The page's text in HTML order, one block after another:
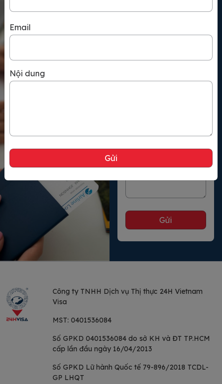
Úc là […]
Email
Nội dung
Công ty TNHH Dịch vụ Thị thực 24H Vietnam
Visa
MST: 0401536084
Số GPKD 0401536084 do sở KH và ĐT TP.HCM
cấp lần đầu ngày 16/04/2013
Số GPKD Lữ hành Quốc tế 79-896/2018 TCDL-
GP LHQT